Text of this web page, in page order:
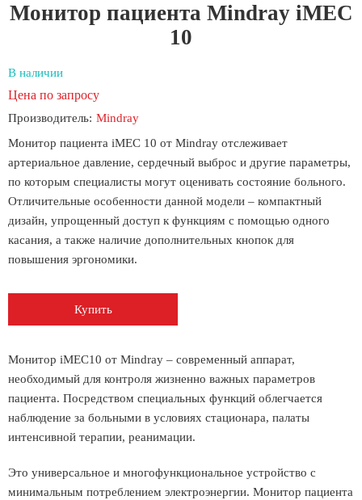
Монитор пациента Mindray iMEC
10
В наличии
Цена по запросу
Производитель: Mindray
Монитор пациента iMEC 10 от Mindray отслеживает
артериальное давление, сердечный выброс и другие параметры,
по которым специалисты могут оценивать состояние больного.
Отличительные особенности данной модели – компактный
дизайн, упрощенный доступ к функциям с помощью одного
касания, а также наличие дополнительных кнопок для
повышения эргономики.
Купить
Монитор iMEC10 от Mindray – современный аппарат,
необходимый для контроля жизненно важных параметров
пациента. Посредством специальных функций облегчается
наблюдение за больными в условиях стационара, палаты
интенсивной терапии, реанимации.
Это универсальное и многофункциональное устройство с
минимальным потреблением электроэнергии. Монитор пациента